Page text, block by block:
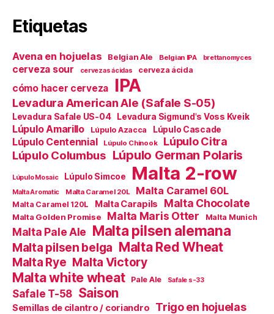
Etiquetas
Avena en hojuelas Belgian Ale Belgian IPA brettanomyces
cerveza sour cervezas ácidas cerveza ácida
cómo hacer cerveza IPA
Levadura American Ale (Safale S-05)
Levadura Safale US-04 Levadura Sigmund's Voss Kveik
Lúpulo Amarillo Lúpulo Azacca Lúpulo Cascade
Lúpulo Centennial Lúpulo Chinook Lúpulo Citra
Lúpulo Columbus Lúpulo German Polaris
Lúpulo Mosaic Lúpulo Simcoe Malta 2-row
Malta Aromatic Malta Caramel 20L Malta Caramel 60L
Malta Caramel 120L Malta Carapils Malta Chocolate
Malta Golden Promise Malta Maris Otter Malta Munich
Malta Pale Ale Malta pilsen alemana
Malta pilsen belga Malta Red Wheat
Malta Rye Malta Victory
Malta white wheat Pale Ale Safale s-33
Safale T-58 Saison
Semillas de cilantro / coriandro Trigo en hojuelas